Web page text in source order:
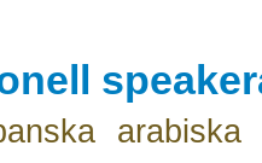
arabiska